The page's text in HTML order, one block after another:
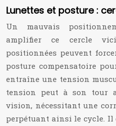
Lunettes et posture :
Un mauvais
amplifier ce cercle
positionnées peuvent
posture compensatoire
entraîne une tension
tension peut à son tour
vision, nécessitant une
perpétuant ainsi le cycle. Il